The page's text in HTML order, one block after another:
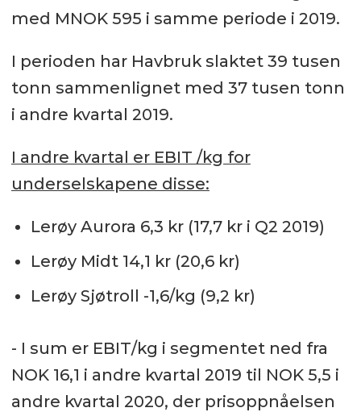
med MNOK 595 i samme periode i 2019.
I perioden har Havbruk slaktet 39 tusen
tonn sammenlignet med 37 tusen tonn
i andre kvartal 2019.
I andre kvartal er EBIT /kg for
underselskapene disse:
Lerøy Aurora 6,3 kr (17,7 kr i Q2 2019)
Lerøy Midt 14,1 kr (20,6 kr)
Lerøy Sjøtroll -1,6/kg (9,2 kr)
- I sum er EBIT/kg i segmentet ned fra
NOK 16,1 i andre kvartal 2019 til NOK 5,5 i
andre kvartal 2020, der prisoppnåelsen